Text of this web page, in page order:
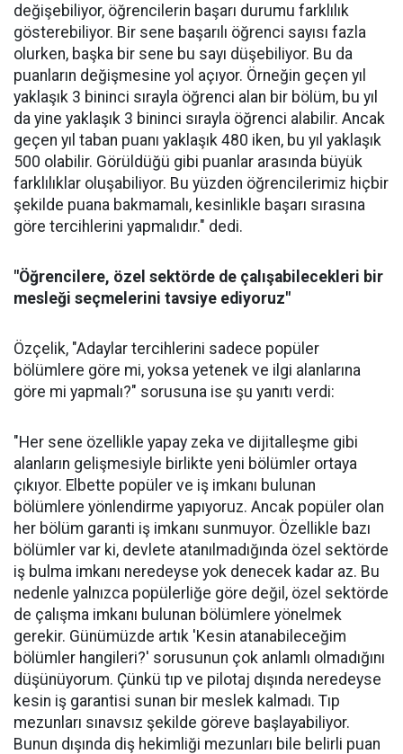
değişebiliyor, öğrencilerin başarı durumu farklılık
gösterebiliyor. Bir sene başarılı öğrenci sayısı fazla
olurken, başka bir sene bu sayı düşebiliyor. Bu da
puanların değişmesine yol açıyor. Örneğin geçen yıl
yaklaşık 3 bininci sırayla öğrenci alan bir bölüm, bu yıl
da yine yaklaşık 3 bininci sırayla öğrenci alabilir. Ancak
geçen yıl taban puanı yaklaşık 480 iken, bu yıl yaklaşık
500 olabilir. Görüldüğü gibi puanlar arasında büyük
farklılıklar oluşabiliyor. Bu yüzden öğrencilerimiz hiçbir
şekilde puana bakmamalı, kesinlikle başarı sırasına
göre tercihlerini yapmalıdır." dedi.
"Öğrencilere, özel sektörde de çalışabilecekleri bir
mesleği seçmelerini tavsiye ediyoruz"
Özçelik, "Adaylar tercihlerini sadece popüler
bölümlere göre mi, yoksa yetenek ve ilgi alanlarına
göre mi yapmalı?" sorusuna ise şu yanıtı verdi:
"Her sene özellikle yapay zeka ve dijitalleşme gibi
alanların gelişmesiyle birlikte yeni bölümler ortaya
çıkıyor. Elbette popüler ve iş imkanı bulunan
bölümlere yönlendirme yapıyoruz. Ancak popüler olan
her bölüm garanti iş imkanı sunmuyor. Özellikle bazı
bölümler var ki, devlete atanılmadığında özel sektörde
iş bulma imkanı neredeyse yok denecek kadar az. Bu
nedenle yalnızca popülerliğe göre değil, özel sektörde
de çalışma imkanı bulunan bölümlere yönelmek
gerekir. Günümüzde artık 'Kesin atanabileceğim
bölümler hangileri?' sorusunun çok anlamlı olmadığını
düşünüyorum. Çünkü tıp ve pilotaj dışında neredeyse
kesin iş garantisi sunan bir meslek kalmadı. Tıp
mezunları sınavsız şekilde göreve başlayabiliyor.
Bunun dışında diş hekimliği mezunları bile belirli puan